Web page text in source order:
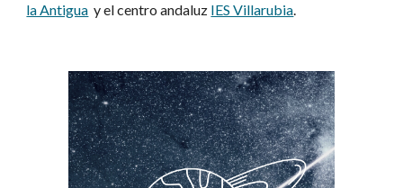
la Antigua y el centro andaluz IES Villarubia.